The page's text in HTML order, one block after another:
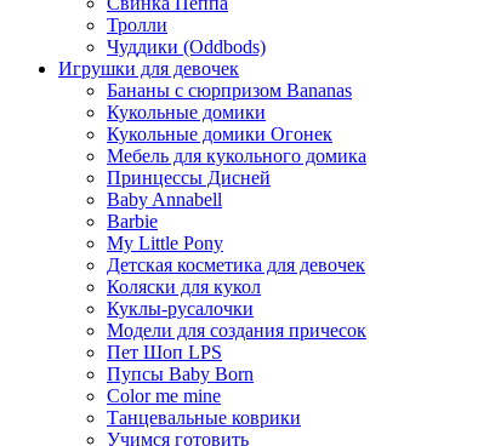
Тролли
Чуддики (Oddbods)
Игрушки для девочек
Бананы с сюрпризом Bananas
Кукольные домики
Кукольные домики Огонек
Мебель для кукольного домика
Принцессы Дисней
Baby Annabell
Barbie
My Little Pony
Детская косметика для девочек
Коляски для кукол
Куклы-русалочки
Модели для создания причесок
Пет Шоп LPS
Пупсы Baby Born
Сolor me mine
Танцевальные коврики
Учимся готовить